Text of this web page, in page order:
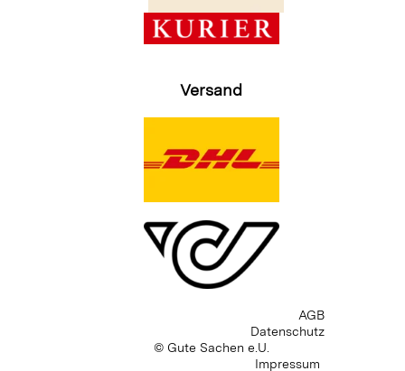
Versand
© Gute Sachen e.U.
AGB
Datenschutz
Impressum